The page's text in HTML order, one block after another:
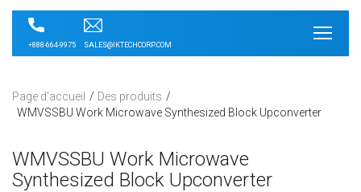
+888-664-9975 SALES@IKTECHCORP.COM
Page d'accueil
Des produits
WMVSSBU Work Microwave Synthesized Block Upconverter
WMVSSBU Work Microwave
Synthesized Block Upconverter